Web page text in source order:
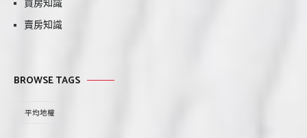
買房知識
賣房知識
BROWSE TAGS
平均地權